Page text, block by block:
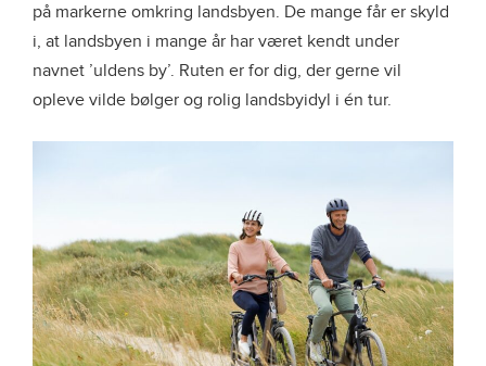
på markerne omkring landsbyen. De mange får er skyld
i, at landsbyen i mange år har været kendt under
navnet ’uldens by’. Ruten er for dig, der gerne vil
opleve vilde bølger og rolig landsbyidyl i én tur.